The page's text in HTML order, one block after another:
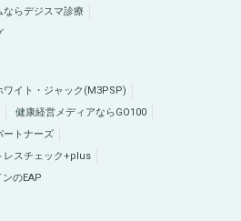
ならデジスマ診療
イト・ジャック(M3PSP)
健康経営メディアならGO100
ートナーズ
レスチェック+plus
のEAP